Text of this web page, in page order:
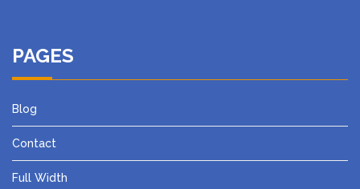
PAGES
Blog
Contact
Full Width